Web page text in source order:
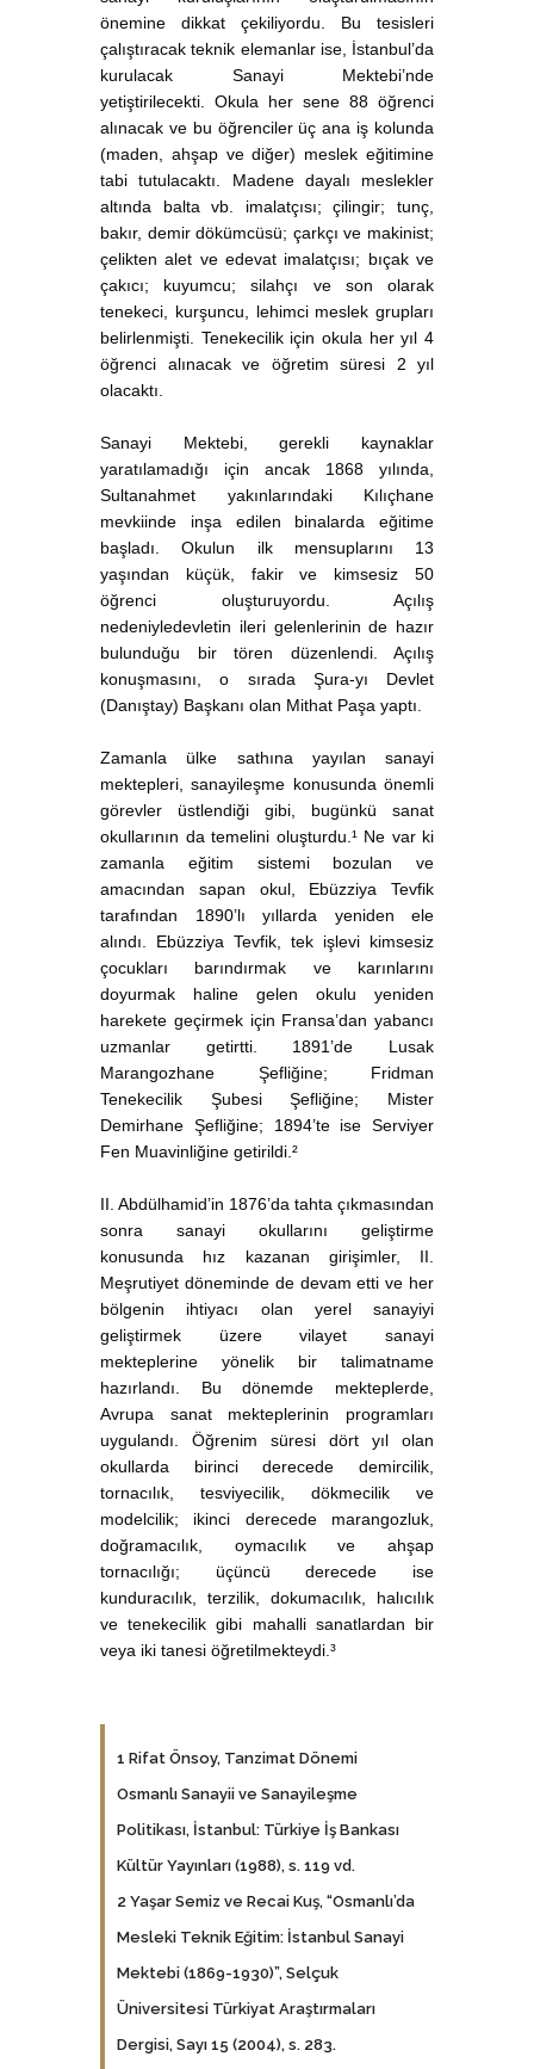
önemine dikkat çekiliyordu. Bu tesisleri
çalıştıracak teknik elemanlar ise, İstanbul’da
kurulacak Sanayi Mektebi’nde
yetiştirilecekti. Okula her sene 88 öğrenci
alınacak ve bu öğrenciler üç ana iş kolunda
(maden, ahşap ve diğer) meslek eğitimine
tabi tutulacaktı. Madene dayalı meslekler
altında balta vb. imalatçısı; çilingir; tunç,
bakır, demir dökümcüsü; çarkçı ve makinist;
çelikten alet ve edevat imalatçısı; bıçak ve
çakıcı; kuyumcu; silahçı ve son olarak
tenekeci, kurşuncu, lehimci meslek grupları
belirlenmişti. Tenekecilik için okula her yıl 4
öğrenci alınacak ve öğretim süresi 2 yıl
olacaktı.
Sanayi Mektebi, gerekli kaynaklar
yaratılamadığı için ancak 1868 yılında,
Sultanahmet yakınlarındaki Kılıçhane
mevkiinde inşa edilen binalarda eğitime
başladı. Okulun ilk mensuplarını 13
yaşından küçük, fakir ve kimsesiz 50
öğrenci oluşturuyordu. Açılış
nedeniyledevletin ileri gelenlerinin de hazır
bulunduğu bir tören düzenlendi. Açılış
konuşmasını, o sırada Şura-yı Devlet
(Danıştay) Başkanı olan Mithat Paşa yaptı.
Zamanla ülke sathına yayılan sanayi
mektepleri, sanayileşme konusunda önemli
görevler üstlendiği gibi, bugünkü sanat
okullarının da temelini oluşturdu.¹ Ne var ki
zamanla eğitim sistemi bozulan ve
amacından sapan okul, Ebüzziya Tevfik
tarafından 1890’lı yıllarda yeniden ele
alındı. Ebüzziya Tevfik, tek işlevi kimsesiz
çocukları barındırmak ve karınlarını
doyurmak haline gelen okulu yeniden
harekete geçirmek için Fransa’dan yabancı
uzmanlar getirtti. 1891’de Lusak
Marangozhane Şefliğine; Fridman
Tenekecilik Şubesi Şefliğine; Mister
Demirhane Şefliğine; 1894’te ise Serviyer
Fen Muavinliğine getirildi.²
II. Abdülhamid’in 1876’da tahta çıkmasından
sonra sanayi okullarını geliştirme
konusunda hız kazanan girişimler, II.
Meşrutiyet döneminde de devam etti ve her
bölgenin ihtiyacı olan yerel sanayiyi
geliştirmek üzere vilayet sanayi
mekteplerine yönelik bir talimatname
hazırlandı. Bu dönemde mekteplerde,
Avrupa sanat mekteplerinin programları
uygulandı. Öğrenim süresi dört yıl olan
okullarda birinci derecede demircilik,
tornacılık, tesviyecilik, dökmecilik ve
modelcilik; ikinci derecede marangozluk,
doğramacılık, oymacılık ve ahşap
tornacılığı; üçüncü derecede ise
kunduracılık, terzilik, dokumacılık, halıcılık
ve tenekecilik gibi mahalli sanatlardan bir
veya iki tanesi öğretilmekteydi.³
1 Rifat Önsoy, Tanzimat Dönemi
Osmanlı Sanayii ve Sanayileşme
Politikası, İstanbul: Türkiye İş Bankası
Kültür Yayınları (1988), s. 119 vd.
2 Yaşar Semiz ve Recai Kuş, “Osmanlı’da
Mesleki Teknik Eğitim: İstanbul Sanayi
Mektebi (1869-1930)”, Selçuk
Üniversitesi Türkiyat Araştırmaları
Dergisi, Sayı 15 (2004), s. 283.